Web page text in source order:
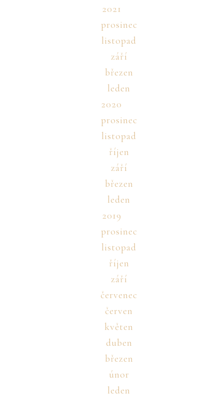
2021
prosinec
listopad
září
březen
leden
2020
prosinec
listopad
říjen
září
březen
leden
2019
prosinec
listopad
říjen
září
červenec
červen
květen
duben
březen
únor
leden